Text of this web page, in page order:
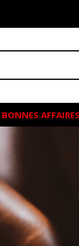
BONNES AFFAIRES